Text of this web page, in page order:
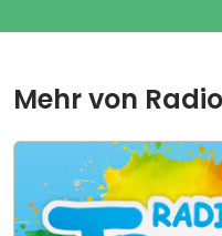
9 Wenn man nicht
10 Die Blümelein
11 Abends wird es
Mehr von